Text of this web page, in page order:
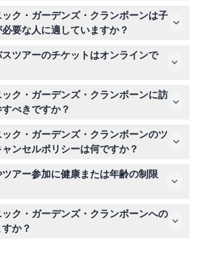
前9時から午後5時まで開園しており、
30分です。ビジターセンターは午前9
まで営業しており、クリスマスの日は
能性がありますので、ご予約時にご確
ク・ガーデンズ・クランボーンは子
要な人に適していますか？
ビーカーや車椅子でのアクセスが可能
は別席を使用しない場合、入場無料で
可能です。
ツアーのチケットはオンラインで
サイトでガイド付きオープンエアミニバ
をオンラインで予約できます。ツアー
とライブ解説が含まれます。
ク・ガーデンズ・クランボーンに訪
べきですか？
水、帽子や日焼け止めなどの日よけ用
インの予約確認書をお持ちになることを
は屋外で行われるため、天候に備えて
ク・ガーデンズ・クランボーンのツ
ンセルポリシーは何ですか？
でキャンセルもできませんので、ご予
ください。
アー参加に健康または年齢の制限
大人と子供が対象です。妊娠中の方、
や心臓疾患のある方、および非常に小
奨されません。
ク・ガーデンズ・クランボーンへの
か？